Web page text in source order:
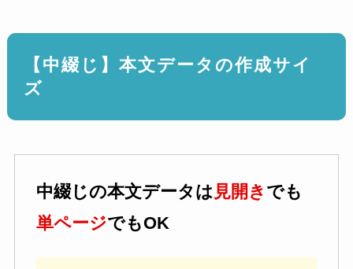
【中綴じ】本文データの作成サイ
ズ
中綴じの本文データは見開き でも
単ページでもOK